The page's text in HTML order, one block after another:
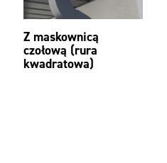
Z maskownicą
czołową (rura
kwadratowa)